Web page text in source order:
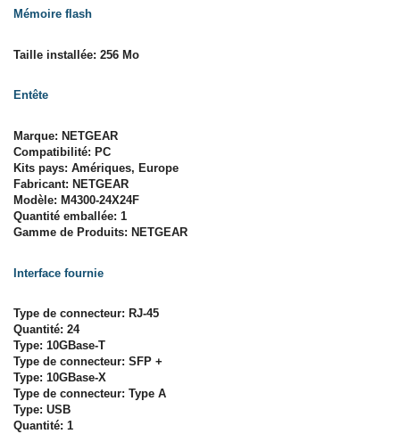
Mémoire flash
Taille installée: 256 Mo
Entête
Marque: NETGEAR
Compatibilité: PC
Kits pays: Amériques, Europe
Fabricant: NETGEAR
Modèle: M4300-24X24F
Quantité emballée: 1
Gamme de Produits: NETGEAR
Interface fournie
Type de connecteur: RJ-45
Quantité: 24
Type: 10GBase-T
Type de connecteur: SFP +
Type: 10GBase-X
Type de connecteur: Type A
Type: USB
Quantité: 1